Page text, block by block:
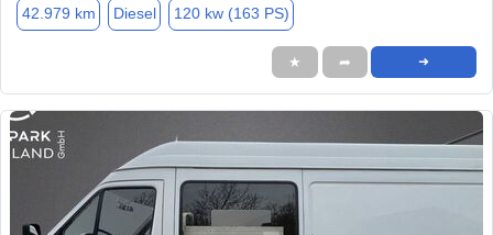
42.979 km Diesel 120 kw (163 PS)
★ ➦ ➜